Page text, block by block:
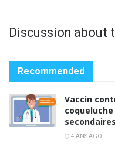
Discussion about
Recommended
Vaccin
4 ANS AGO